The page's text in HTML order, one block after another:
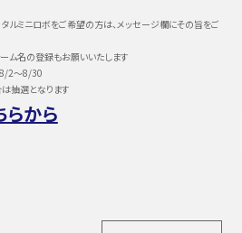
ロボをご希望の方は、メッセージ欄にその旨をご
登録もお願いいたします
～8/30
となります
らから